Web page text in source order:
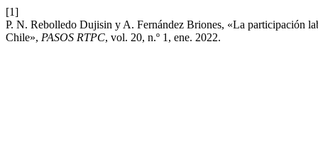
[1]
P. N. Rebolledo Dujisin y A. Fernández Briones, «La participación
Chile», PASOS RTPC, vol. 20, n.º 1, ene. 2022.